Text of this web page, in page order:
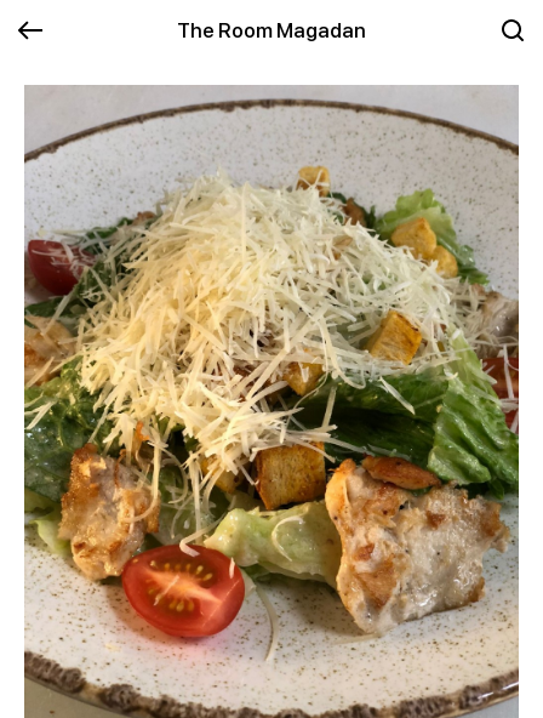
The Room Magadan